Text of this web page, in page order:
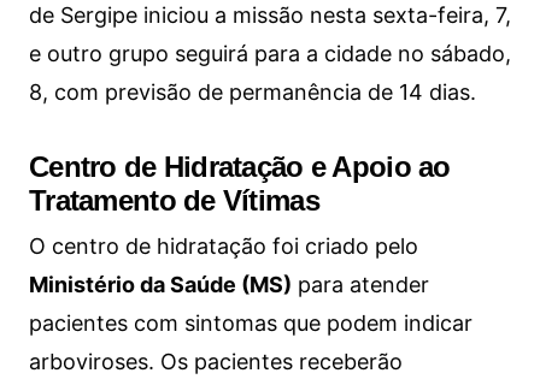
de Sergipe iniciou a missão nesta sexta-feira, 7,
e outro grupo seguirá para a cidade no sábado,
8, com previsão de permanência de 14 dias.
Centro de Hidratação e Apoio ao
Tratamento de Vítimas
O centro de hidratação foi criado pelo
Ministério da Saúde (MS) para atender
pacientes com sintomas que podem indicar
arboviroses. Os pacientes receberão